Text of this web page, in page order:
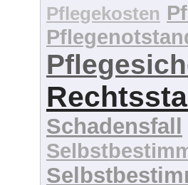
Pflegekosten
Schadensfall